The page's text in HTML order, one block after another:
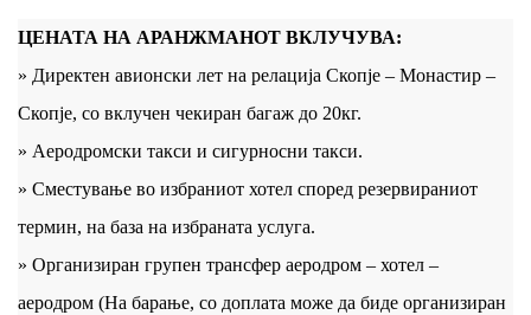
ЦЕНАТА НА АРАНЖМАНОТ ВКЛУЧУВА:
» Директен авионски лет на релација Скопје – Монастир –
Скопје, со вклучен чекиран багаж до 20кг.
» Аеродромски такси и сигурносни такси.
» Сместување во избраниот хотел според резервираниот
термин, на база на избраната услуга.
» Организиран групен трансфер аеродром – хотел –
аеродром (На барање, со доплата може да биде организиран